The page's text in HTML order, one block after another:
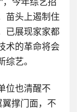
，今年综艺招
苗头上遏制住
已展现家家都
术的革命将会
艺。
位也清醒不
翼撑门面，不